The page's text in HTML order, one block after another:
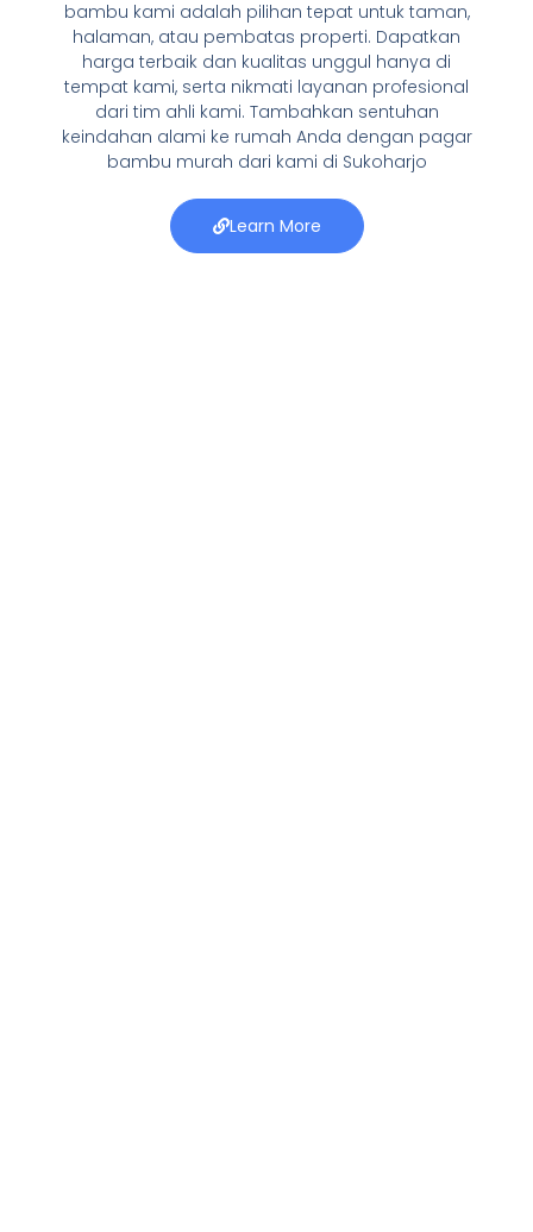
bambu kami adalah pilihan tepat untuk taman,
halaman, atau pembatas properti. Dapatkan
harga terbaik dan kualitas unggul hanya di
tempat kami, serta nikmati layanan profesional
dari tim ahli kami. Tambahkan sentuhan
keindahan alami ke rumah Anda dengan pagar
bambu murah dari kami di Sukoharjo
Learn More